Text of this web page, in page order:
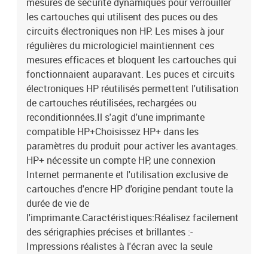
protège, restaure et gère les forêts dans la même mesure.-Recyclez
vos cartouches d'encre HP d'origine usagées avec le programme
gratuit HP Planet Partners.Caractéristiques:Vitesse
d'impression :-Mode d'impression recto-verso : Auto-Résolution
d'impression couleur : 4 800 x 1 200 DPI-Résolution d'impression
noir et blanc : 1200 x 1200 DPI-Technologie d'impression : Jet
d'encre thermique-Impression : Impression couleur-Impression
recto verso : Oui-Résolution maximale : 4800 x 1200 DPI-Vitesse
d'impression (noir, qualité normale, A4/US Letter) : 22 ppm-
Vitesse d'impression (couleur, qualité normale, A4/US Letter) : 18
ppm-Vitesse d'impression (noir, qualité croquis, A4/US Letter) : 34
ppm-Vitesse d'impression (couleur, qualité des croquis, A4/US
Letter) : 34 ppm-Vitesse d'impression (ISO/IEC 24734) en noir : 22
ppm-Vitesse d'impression (ISO/IEC 24734) en couleur : 18 ppm-
Délai d'arrivée à la première page (noir, normal) : 12 s-Délai
d'arrivée de la première page (couleur, normal) : 13 s-Fonction
d'impression N-en-1 : Oui-Impression sécurisée : Oui-Fonction
d'impression de livret : Oui-Impression sans bordure : OuiCopié :-
Copie recto-verso : Oui-Copie : Copie couleur-Résolution de copie
maximale : 600 x 600 DPI-Vitesse de copie (noir, qualité normale,
les cartouches qui utilisent des puces ou des
circuits électroniques non HP. Les mises à jour
régulières du micrologiciel maintiennent ces
mesures efficaces et bloquent les cartouches qui
fonctionnaient auparavant. Les puces et circuits
électroniques HP réutilisés permettent l'utilisation
de cartouches réutilisées, rechargées ou
reconditionnées.Il s'agit d'une imprimante
compatible HP+Choisissez HP+ dans les
paramètres du produit pour activer les avantages.
HP+ nécessite un compte HP, une connexion
Internet permanente et l'utilisation exclusive de
cartouches d'encre HP d'origine pendant toute la
durée de vie de
l'imprimante.Caractéristiques:Réalisez facilement
des sérigraphies précises et brillantes :-
Impressions réalistes à l'écran avec la seule